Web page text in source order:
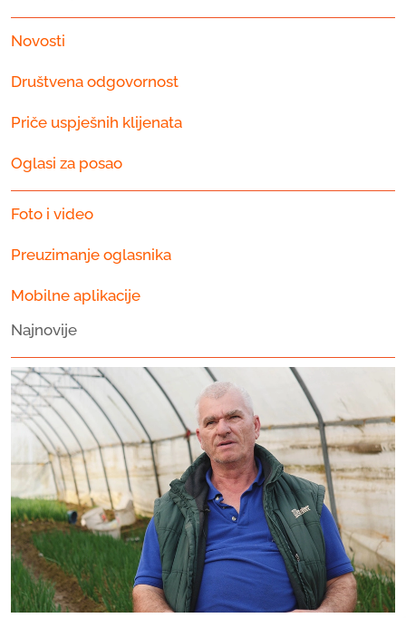
Novosti
Društvena odgovornost
Priče uspješnih klijenata
Oglasi za posao
Foto i video
Preuzimanje oglasnika
Mobilne aplikacije
Najnovije